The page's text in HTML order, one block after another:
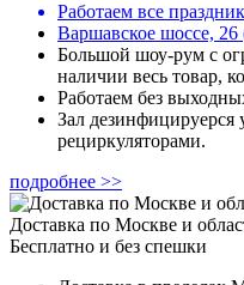
Работаем все
Варшавское шоссе, 26
Большой шоу-рум с
наличии весь товар,
Работаем без
Зал
рециркуляторами.
подробнее >>
Доставка по Москве и
Бесплатно и без спешки